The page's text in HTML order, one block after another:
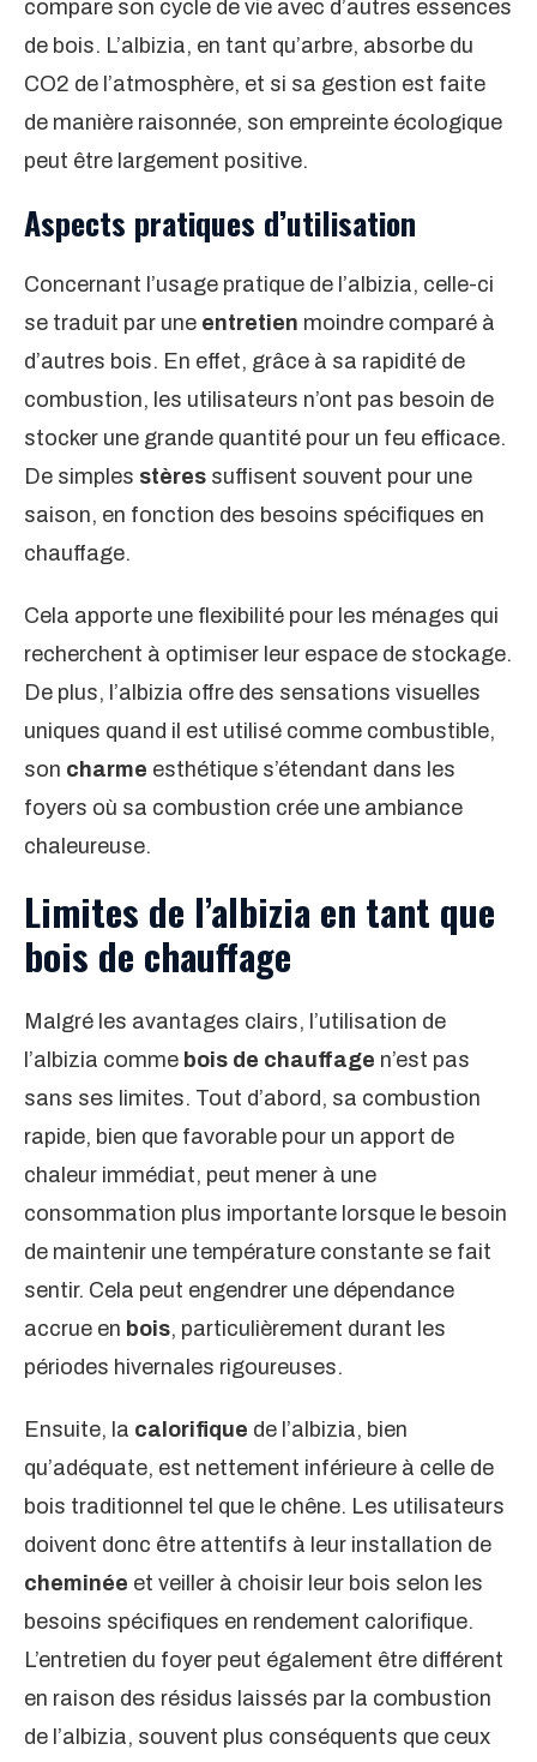
compare son cycle de vie avec d’autres essences
de bois. L’albizia, en tant qu’arbre, absorbe du
CO2 de l’atmosphère, et si sa gestion est faite
de manière raisonnée, son empreinte écologique
peut être largement positive.
Aspects pratiques d’utilisation
Concernant l’usage pratique de l’albizia, celle-ci
se traduit par une entretien moindre comparé à
d’autres bois. En effet, grâce à sa rapidité de
combustion, les utilisateurs n’ont pas besoin de
stocker une grande quantité pour un feu efficace.
De simples stères suffisent souvent pour une
saison, en fonction des besoins spécifiques en
chauffage.
Cela apporte une flexibilité pour les ménages qui
recherchent à optimiser leur espace de stockage.
De plus, l’albizia offre des sensations visuelles
uniques quand il est utilisé comme combustible,
son charme esthétique s’étendant dans les
foyers où sa combustion crée une ambiance
chaleureuse.
Limites de l’albizia en tant que
bois de chauffage
Malgré les avantages clairs, l’utilisation de
l’albizia comme bois de chauffage n’est pas
sans ses limites. Tout d’abord, sa combustion
rapide, bien que favorable pour un apport de
chaleur immédiat, peut mener à une
consommation plus importante lorsque le besoin
de maintenir une température constante se fait
sentir. Cela peut engendrer une dépendance
accrue en bois, particulièrement durant les
périodes hivernales rigoureuses.
Ensuite, la calorifique de l’albizia, bien
qu’adéquate, est nettement inférieure à celle de
bois traditionnel tel que le chêne. Les utilisateurs
doivent donc être attentifs à leur installation de
cheminée et veiller à choisir leur bois selon les
besoins spécifiques en rendement calorifique.
L’entretien du foyer peut également être différent
en raison des résidus laissés par la combustion
de l’albizia, souvent plus conséquents que ceux